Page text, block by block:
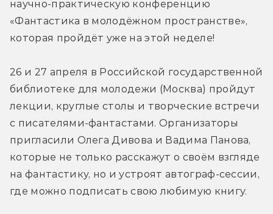
научно-практическую конференцию
«Фантастика в молодёжном пространстве»,
которая пройдёт уже на этой неделе!
26 и 27 апреля в Российской государственной
библиотеке для молодежи (Москва) пройдут
лекции, круглые столы и творческие встречи
с писателями-фантастами. Организаторы
пригласили Олега Дивова и Вадима Панова,
которые не только расскажут о своём взгляде
на фантастику, но и устроят автограф-сессии,
где можно подписать свою любимую книгу.